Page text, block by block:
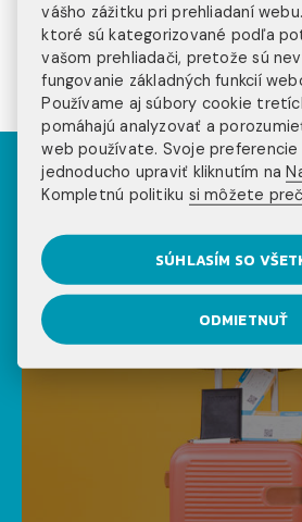
NOVINKY NA
BLOGU
vášho zážitku pri prehliadaní
ktoré sú kategorizované podľa
vašom prehliadači, pretože sú
fungovanie základných funkcií
Používame aj súbory cookie
pomáhajú analyzovať a
web používate. Svoje
jednoducho upraviť kliknutím na
Kompletnú politiku si môžete
SÚHLASÍM SO
ODMIETNUŤ